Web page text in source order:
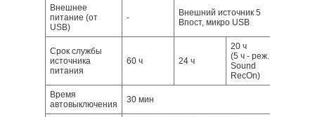
Внешнее
питание (от
USB)
-
Внешний источник 5
Впост, микро USB
Срок службы
источника
питания
60 ч 24 ч
20 ч
(5 ч - реж.
Sound
RecOn)
Время
автовыключения
30 мин